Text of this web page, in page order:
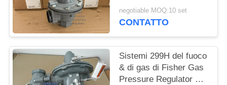
45-75psi Spring Range
e Nitrile Diaphragm
negotiable MOQ:10 set
CONTATTO
Sistemi 299H del fuoco
& di gas di Fisher Gas
Pressure Regulator For